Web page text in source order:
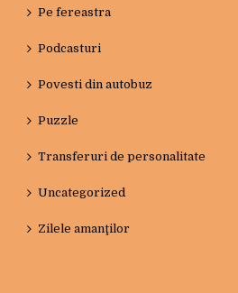
Pe fereastra
Podcasturi
Povesti din autobuz
Puzzle
Transferuri de personalitate
Uncategorized
Zilele amanţilor